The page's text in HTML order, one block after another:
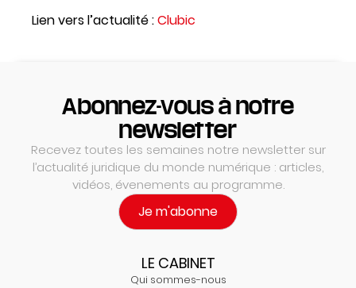
Lien vers l’actualité :Clubic
Abonnez-vous à notre
newsletter
Recevez toutes les semaines notre newsletter sur
l’actualité juridique du monde numérique : articles,
vidéos, évenements au programme.
Je m'abonne
LE CABINET
Qui sommes-nous